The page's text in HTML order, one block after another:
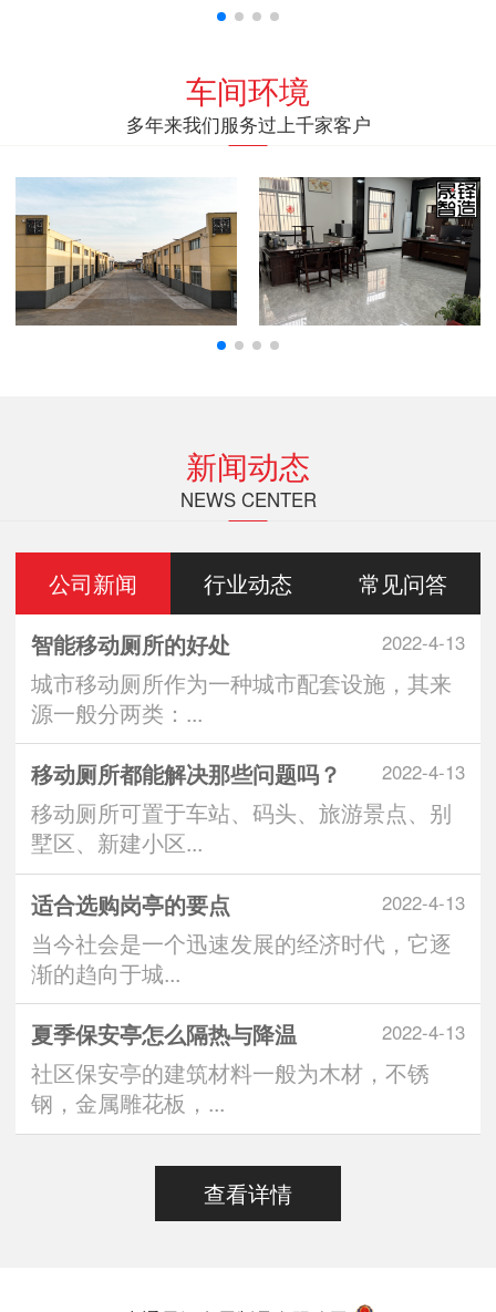
车间环境
多年来我们服务过上千家客户
新闻动态
NEWS CENTER
公司新闻 行业动态 常见问答
2022-4-13
智能移动厕所的好处
城市移动厕所作为一种城市配套设施，其来
源一般分两类：...
2022-4-13
移动厕所都能解决那些问题吗？
移动厕所可置于车站、码头、旅游景点、别
墅区、新建小区...
2022-4-13
适合选购岗亭的要点
当今社会是一个迅速发展的经济时代，它逐
渐的趋向于城...
2022-4-13
夏季保安亭怎么隔热与降温
社区保安亭的建筑材料一般为木材，不锈
钢，金属雕花板，...
查看详情